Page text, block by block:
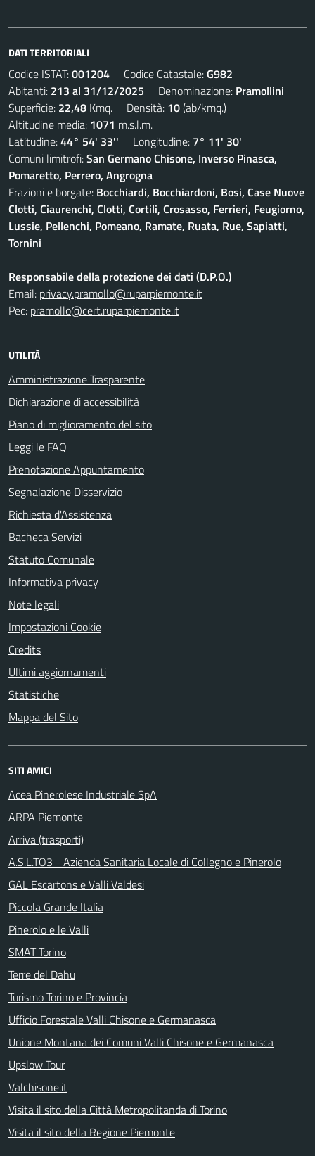
DATI TERRITORIALI
Codice ISTAT:001204 Codice Catastale:G982
Abitanti: 213 al 31/12/2025 Denominazione: Pramollini
Superficie: 22,48 Kmq. Densità: 10(ab/kmq.)
Altitudine media: 1071 m.s.l.m.
Latitudine:44° 54' 33'' Longitudine: 7° 11' 30'
Comuni limitrofi:San Germano Chisone, Inverso Pinasca,
Pomaretto, Perrero, Angrogna
Frazioni e borgate: Bocchiardi, Bocchiardoni, Bosi, Case Nuove
Clotti, Ciaurenchi, Clotti, Cortili, Crosasso, Ferrieri, Feugiorno,
Lussie, Pellenchi, Pomeano, Ramate, Ruata, Rue, Sapiatti,
Tornini
Responsabile della protezione dei dati (D.P.O.)
Email: privacy.pramollo@ruparpiemonte.it
Pec: pramollo@cert.ruparpiemonte.it
UTILITÀ
Amministrazione Trasparente
Dichiarazione di accessibilità
Piano di miglioramento del sito
Leggi le FAQ
Prenotazione Appuntamento
Segnalazione Disservizio
Richiesta d'Assistenza
Bacheca Servizi
Statuto Comunale
Informativa privacy
Note legali
Impostazioni Cookie
Credits
Ultimi aggiornamenti
Statistiche
Mappa del Sito
SITI AMICI
Acea Pinerolese Industriale SpA
ARPA Piemonte
Arriva (trasporti)
A.S.L.TO3 - Azienda Sanitaria Locale di Collegno e Pinerolo
GAL Escartons e Valli Valdesi
Piccola Grande Italia
Pinerolo e le Valli
SMAT Torino
Terre del Dahu
Turismo Torino e Provincia
Ufficio Forestale Valli Chisone e Germanasca
Unione Montana dei Comuni Valli Chisone e Germanasca
Upslow Tour
Valchisone.it
Visita il sito della Città Metropolitanda di Torino
Visita il sito della Regione Piemonte